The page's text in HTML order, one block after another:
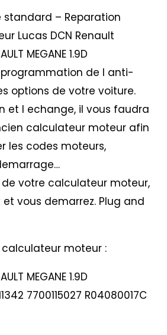
standard – Reparation
Lucas DCN Renault
MEGANE 1.9D
de l anti-
options de votre voiture.
et l echange, il vous faudra
calculateur moteur afin
les codes moteurs,
votre calculateur moteur,
vous demarrez. Plug and
moteur :
MEGANE 1.9D
7700115027 R04080017C